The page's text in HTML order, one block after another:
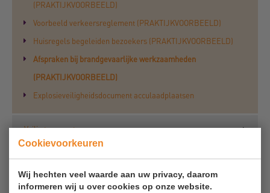
Cookievoorkeuren
Wij hechten veel waarde aan uw privacy, daarom
informeren wij u over cookies op onze website.
(PRAKTIJKVOORBEELD)
Voorbeeld verkeersreglement (PRAKTIJKVOORBEELD)
Huisregels begeleiden bezoekers (PRAKTIJKVOORBEELD)
Afspraken bij brandgevaarlijke werkzaamheden
(PRAKTIJKVOORBEELD)
Explosieveiligheidsdocument acculaadplaatsen
Veilig transporteren
Bedrijfshulpverlening en Calamiteiten